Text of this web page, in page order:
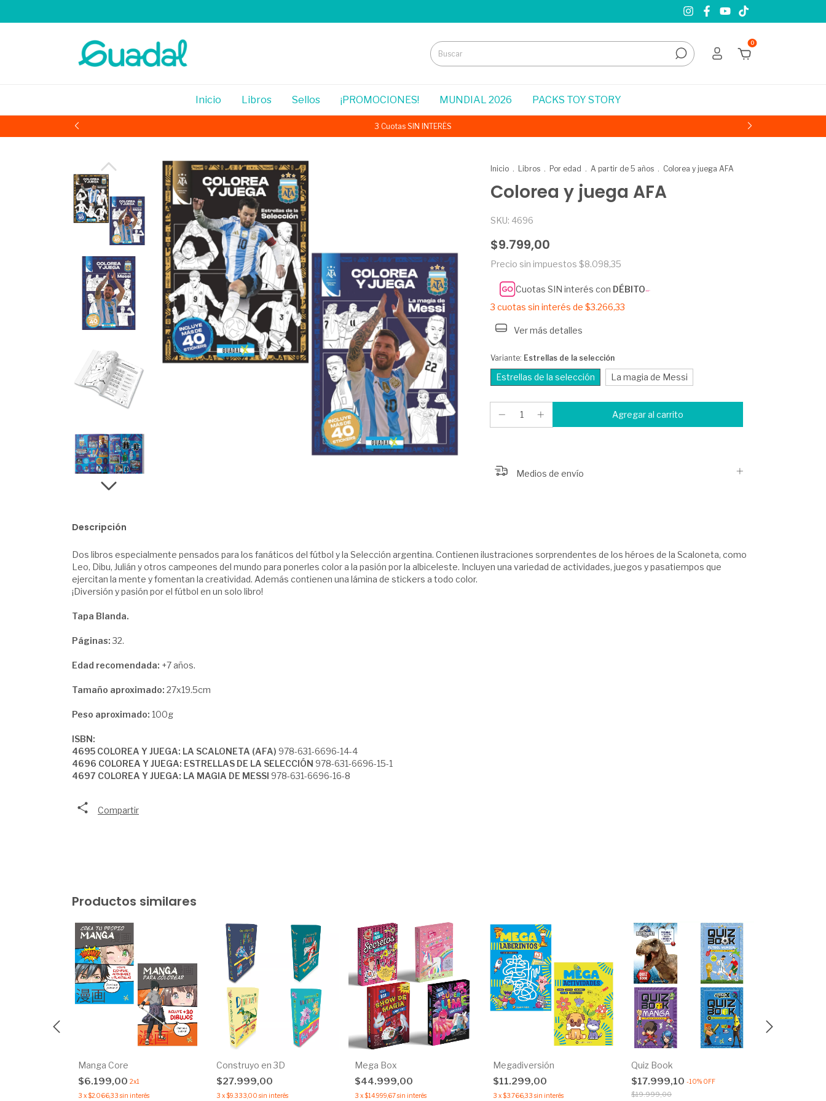
0
Inicio Libros Sellos ¡PROMOCIONES! MUNDIAL 2026 PACKS TOY STORY
3 Cuotas SIN INTERÉS
Inicio . Libros . Por edad . A partir de 5 años . Colorea y juega AFA
Colorea y juega AFA
SKU: 4696
$9.799,00
Precio sin impuestos $8.098,35
Cuotas SIN interés con DÉBITO
3 cuotas sin interés de $3.266,33
Ver más detalles
Variante: Estrellas de la selección
Estrellas de la selección La magia de Messi
Medios de envío
Descripción
Dos libros especialmente pensados para los fanáticos del fútbol y la Selección argentina. Contienen ilustraciones sorprendentes de los héroes de la Scaloneta, como
Leo, Dibu, Julián y otros campeones del mundo para ponerles color a la pasión por la albiceleste. Incluyen una variedad de actividades, juegos y pasatiempos que
ejercitan la mente y fomentan la creatividad. Además contienen una lámina de stickers a todo color.
¡Diversión y pasión por el fútbol en un solo libro!
Tapa Blanda.
Páginas:32.
Edad recomendada: +7 años.
Tamaño aproximado: 27x19.5cm
Peso aproximado: 100g
ISBN:
4695 COLOREA Y JUEGA: LA SCALONETA (AFA) 978-631-6696-14-4
4696 COLOREA Y JUEGA: ESTRELLAS DE LA SELECCIÓN 978-631-6696-15-1
4697 COLOREA Y JUEGA: LA MAGIA DE MESSI 978-631-6696-16-8
Compartir
Productos similares
Manga Core
$6.199,00 2x1
3 x$2.066,33 sin interés
Construyo en 3D
$27.999,00
3 x$9.333,00 sin interés
Mega Box
$44.999,00
3 x$14.999,67sin interés
Megadiversión
$11.299,00
3 x$3.766,33 sin interés
Quiz Book
$17.999,10 -10% OFF
$19.999,00